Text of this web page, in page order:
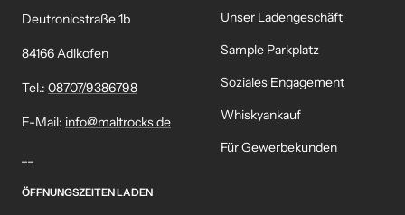
Deutronicstraße 1b
84166 Adlkofen
Tel.: 08707/9386798
E-Mail: info@maltrocks.de
ÖFFNUNGSZEITEN LADEN
Unser Ladengeschäft
Sample Parkplatz
Soziales Engagement
Whiskyankauf
Für Gewerbekunden